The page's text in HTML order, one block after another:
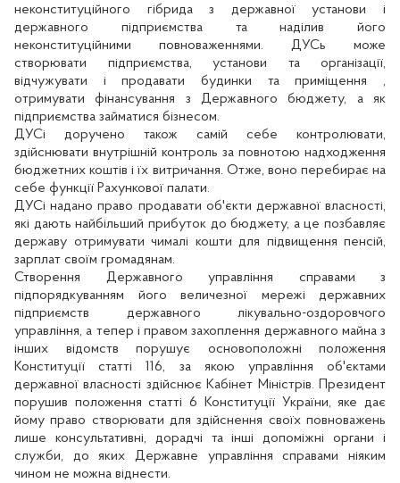
неконституційного гібрида з державної установи і
державного підприємства та наділив його
неконституційними повноваженнями. ДУСь може
створювати підприємства, установи та організації,
відчужувати і продавати будинки та приміщення ,
отримувати фінансування з Державного бюджету, а як
підприємства займатися бізнесом.
ДУСі доручено також самій себе контролювати,
здійснювати внутрішній контроль за повнотою надходження
бюджетних коштів і їх витричання. Отже, воно перебирає на
себе функції Рахункової палати.
ДУСі надано право продавати об'єкти державної власності,
які дають найбільший прибуток до бюджету, а це позбавляє
державу отримувати чималі кошти для підвищення пенсій,
зарплат своїм громадянам.
Створення Державного управління справами з
підпорядкуванням його величезної мережі державних
підприємств державного лікувально-оздоровчого
управління, а тепер і правом захоплення державного майна з
інших відомств порушує основоположні положення
Конституції статті 116, за якою управління об'єктами
державної власності здійснює Кабінет Міністрів. Президент
порушив положення статті 6 Конституції України, яке дає
йому право створювати для здійснення своїх повноважень
лише консультативні, дорадчі та інші допоміжні органи і
служби, до яких Державне управління справами ніяким
чином не можна віднести.